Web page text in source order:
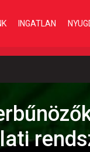
INGATLAN